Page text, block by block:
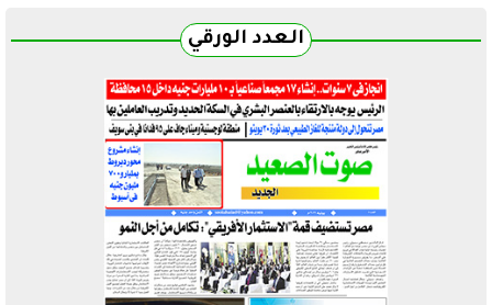
العدد الورقي